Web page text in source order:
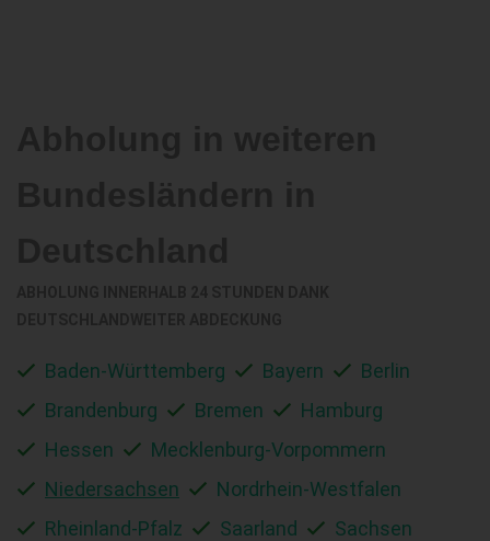
Baden-Württemberg Bayern
Berlin
Brandenburg
Bremen
Hamburg
Hessen
Mecklenburg-Vorpommern
Niedersachsen
Nordrhein-Westfalen
Rheinland-Pfalz
Saarland
Sachsen